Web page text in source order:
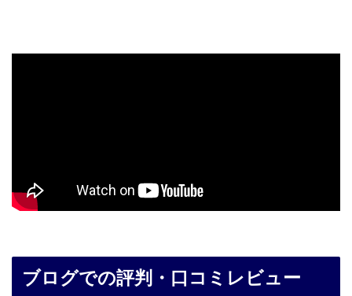
ブログでの評判・口コミレビュー